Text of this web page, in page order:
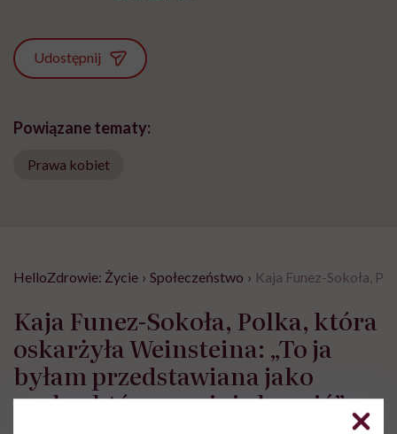
Udostępnij
Powiązane tematy:
Prawa kobiet
HelloZdrowie: Życie › Społeczeństwo › Kaja Funez-Sokoła,
Kaja Funez-Sokoła, Polka, która
oskarżyła Weinsteina: „To ja
byłam przedstawiana jako
osoba, która musi się bronić”